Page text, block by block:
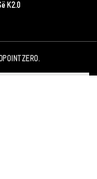
K2.0